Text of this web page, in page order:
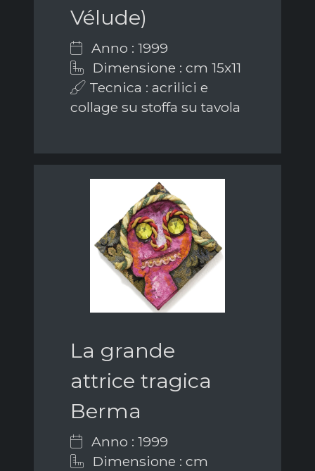
Vélude)
Anno : 1999
Dimensione : cm 15x11
Tecnica : acrilici e
collage su stoffa su tavola
La grande
attrice tragica
Berma
Anno : 1999
Dimensione : cm